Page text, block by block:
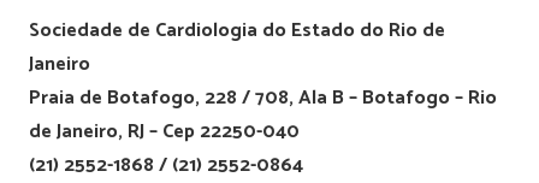
Sociedade de Cardiologia do Estado do Rio de
Janeiro
Praia de Botafogo, 228 / 708, Ala B – Botafogo – Rio
de Janeiro, RJ – Cep 22250-040
(21) 2552-1868 / (21) 2552-0864